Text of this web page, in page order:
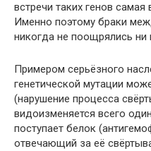
встречи таких генов
Именно поэтому браки
никогда не поощрялись
Примером серьёзного
генетической мутации
(нарушение процесса
видоизменяется всего
поступает белок
отвечающий за её